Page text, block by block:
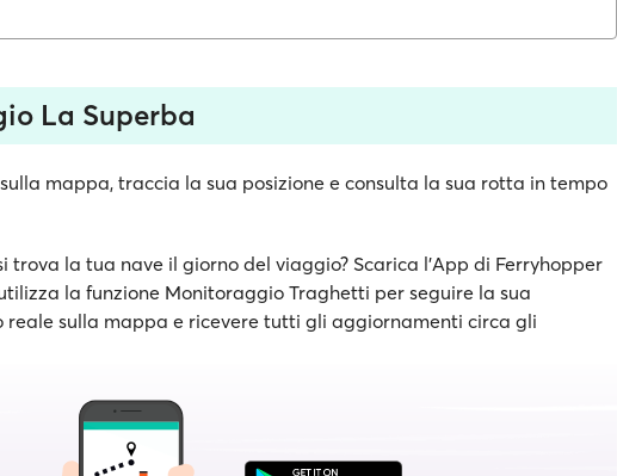
La Superba
mappa, traccia la sua posizione e consulta la sua rotta in tempo
trova la tua nave il giorno del viaggio? Scarica l'App di Ferryhopper
la funzione Monitoraggio Traghetti per seguire la sua
reale sulla mappa e ricevere tutti gli aggiornamenti circa gli